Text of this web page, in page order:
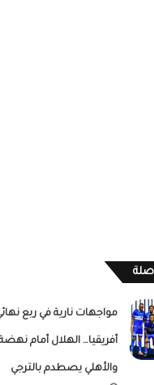
صلة
مواجهات نارية في ربع
أفريقيا… الهلال أمام
والأهلي يصطدم بالترجي